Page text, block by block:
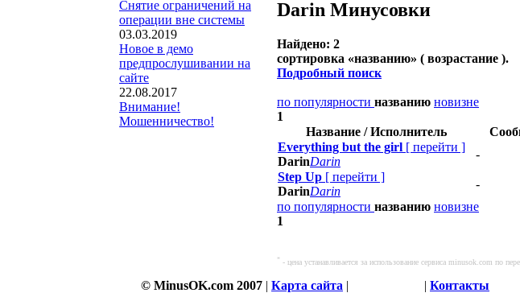
Снятие ограничений на
операции вне системы
03.03.2019
Новое в демо
предпрослушивании на
сайте
22.08.2017
Внимание!
Мошенничество!
Darin Минусовки
Найдено: 2
сортировка «названию» ( возрастание ).
Подробный поиск
по популярности названию новизне
1
Название / Исполнитель
Everything but the girl [ перейти ]
DarinDarin
-
Step Up [ перейти ]
DarinDarin
-
по популярности названию новизне
1
* - цена устанавливается за использование сервиса minusok.com по
© MinusOK.com 2007 | Карта сайта | | Контакты